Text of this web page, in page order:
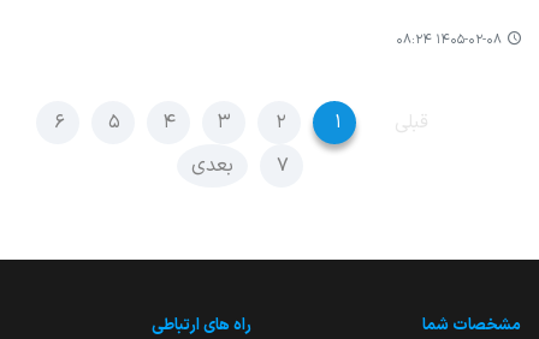
۱۴۰۵-۰۲-۰۸ ۰۸:۲۴
قبلی ۱ ۲ ۳ ۴ ۵
۶
۷
بعدی
مشخصات شما راه های ارتباطی